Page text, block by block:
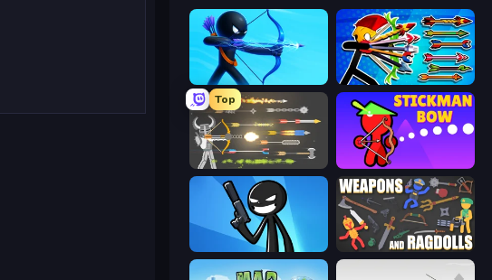
Archers Random Archer Ragdoll Masters
Top
Ragdoll Archers Stickman Bow
Weapons and Ragdolls